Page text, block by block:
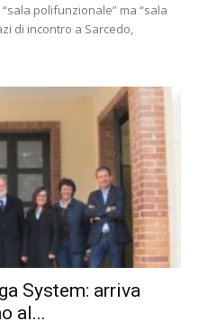
polifunzionale” ma “sala
di incontro a Sarcedo,
System: arriva
al...